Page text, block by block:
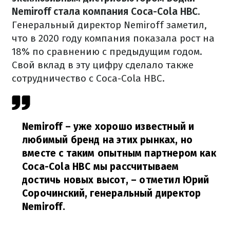
Nemiroff стала компания Coca-Cola HBC.
Генеральный директор Nemiroff заметил,
что в 2020 году компания показала рост на
18% по сравнению с предыдущим годом.
Свой вклад в эту цифру сделало также
сотрудничество с Coca-Cola HBC.
Nemiroff – уже хорошо известный и
любимый бренд на этих рынках, но
вместе с таким опытным партнером как
Coca-Cola HBC мы рассчитываем
достичь новых высот, – отметил Юрий
Сорочинский, генеральный директор
Nemiroff.